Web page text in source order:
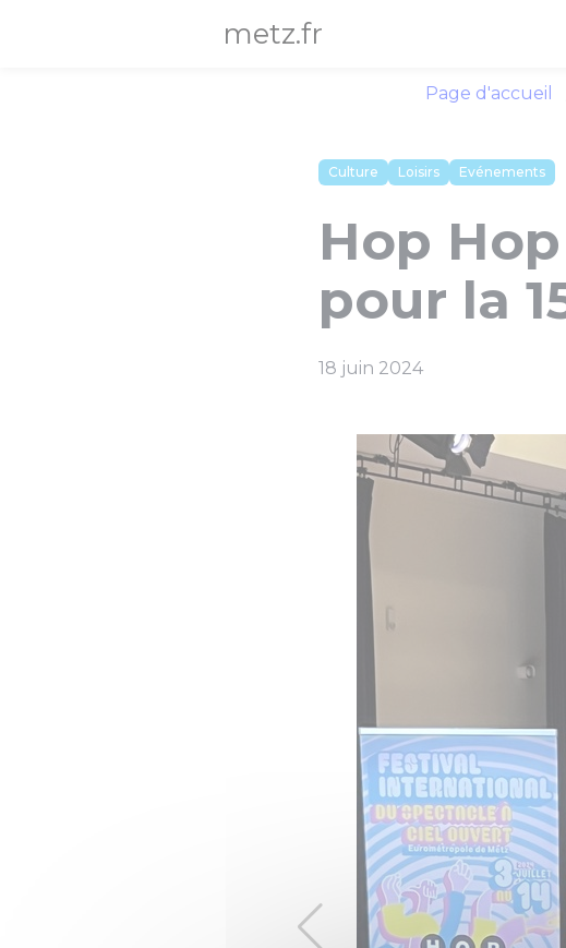
metz.fr
Page d'accueil
Culture Loisirs Evénements
Hop
pour la
18 juin 2024